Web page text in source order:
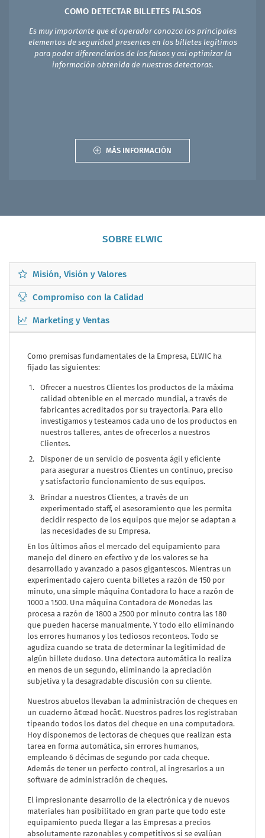
COMO DETECTAR BILLETES FALSOS
Es muy importante que el operador conozca los principales
elementos de seguridad presentes en los billetes legítimos
para poder diferenciarlos de los falsos y asi optimizar la
información obtenida de nuestras detectoras.
MÁS INFORMACIÓN
SOBRE ELWIC
Misión, Visión y Valores
Compromiso con la Calidad
Marketing y Ventas
Como premisas fundamentales de la Empresa, ELWIC ha
fijado las siguientes:
Ofrecer a nuestros Clientes los productos de la máxima
calidad obtenible en el mercado mundial, a través de
fabricantes acreditados por su trayectoria. Para ello
investigamos y testeamos cada uno de los productos en
nuestros talleres, antes de ofrecerlos a nuestros
Clientes.
Disponer de un servicio de posventa ágil y eficiente
para asegurar a nuestros Clientes un continuo, preciso
y satisfactorio funcionamiento de sus equipos.
Brindar a nuestros Clientes, a través de un
experimentado staff, el asesoramiento que les permita
decidir respecto de los equipos que mejor se adaptan a
las necesidades de su Empresa.
En los últimos años el mercado del equipamiento para
manejo del dinero en efectivo y de los valores se ha
desarrollado y avanzado a pasos gigantescos. Mientras un
experimentado cajero cuenta billetes a razón de 150 por
minuto, una simple máquina Contadora lo hace a razón de
1000 a 1500. Una máquina Contadora de Monedas las
procesa a razón de 1800 a 2500 por minuto contra las 180
que pueden hacerse manualmente. Y todo ello eliminando
los errores humanos y los tediosos reconteos. Todo se
agudiza cuando se trata de determinar la legitimidad de
algún billete dudoso. Una detectora automática lo realiza
en menos de un segundo, eliminando la apreciación
subjetiva y la desagradable discusión con su cliente.
Nuestros abuelos llevaban la administración de cheques en
un cuaderno â€œad hocâ€. Nuestros padres los registraban
tipeando todos los datos del cheque en una computadora.
Hoy disponemos de lectoras de cheques que realizan esta
tarea en forma automática, sin errores humanos,
empleando 6 décimas de segundo por cada cheque.
Además de tener un perfecto control, al ingresarlos a un
software de administración de cheques.
El impresionante desarrollo de la electrónica y de nuevos
materiales han posibilitado en gran parte que todo este
equipamiento pueda llegar a las Empresas a precios
absolutamente razonables y competitivos si se evalúan